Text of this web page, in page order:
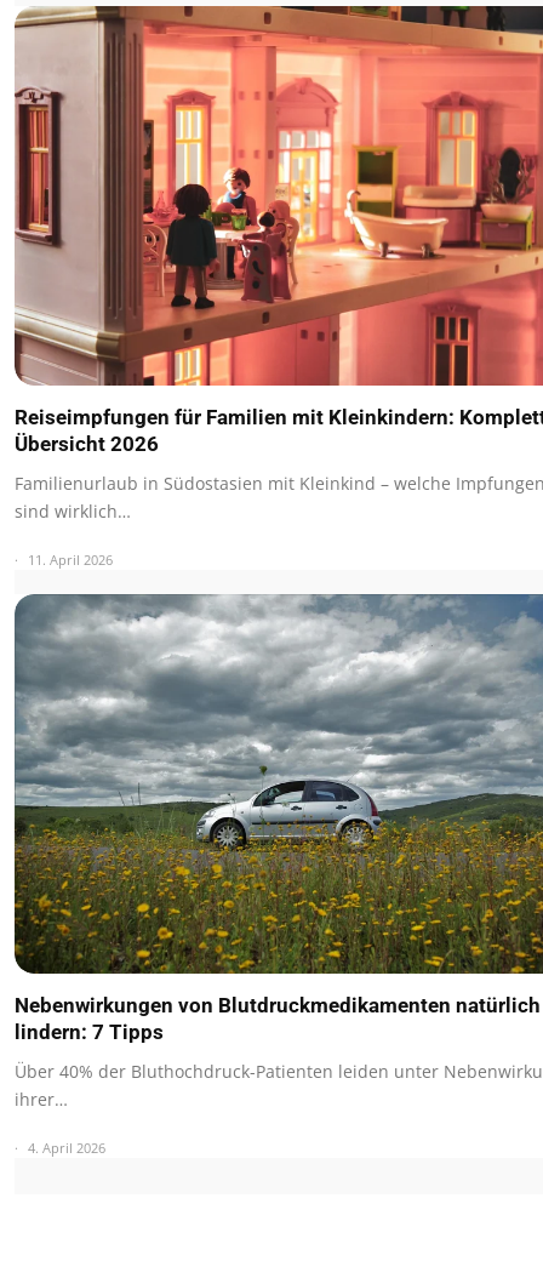
Reiseimpfungen für Familien mit Kleinkindern:
Übersicht 2026
Familienurlaub in Südostasien mit Kleinkind – welche
sind wirklich…
11. April 2026
Nebenwirkungen von Blutdruckmedikamenten natürlich
lindern: 7 Tipps
Über 40% der Bluthochdruck-Patienten leiden unter
ihrer…
4. April 2026